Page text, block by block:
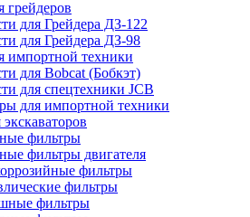
грейдеров
для Грейдера ДЗ-122
для Грейдера ДЗ-98
импортной техники
для Bobcat (Бобкэт)
для спецтехники JCB
для импортной техники
фильтры
фильтры двигателя
фильтры
фильтры
фильтры